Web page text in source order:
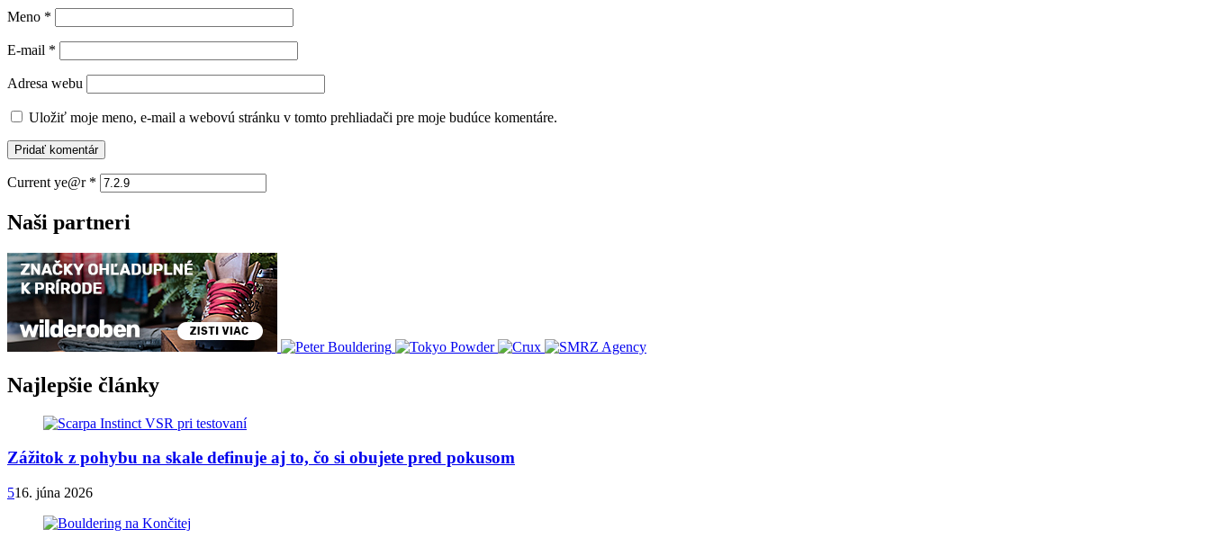
Meno *
E-mail *
Adresa webu
Uložiť moje meno, e-mail a webovú stránku v tomto prehliadači pre moje budúce komentáre.
Current ye@r *
Naši partneri
Najlepšie články
Zážitok z pohybu na skale definuje aj to, čo si obujete pred pokusom
516. júna 2026